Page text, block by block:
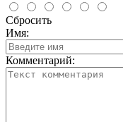
Сбросить
Имя:
Комментарий: